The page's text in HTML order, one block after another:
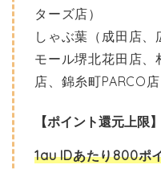
ターズ店）
しゃぶ葉（成田店
モール堺北花田店、
店、錦糸町PARCO店
【ポイント還元上限】
1au IDあたり800ポ